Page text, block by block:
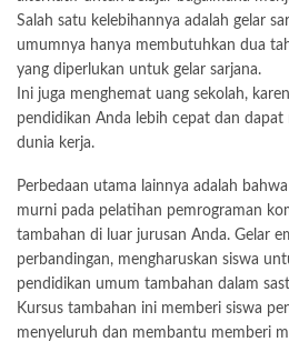
Salah satu kelebihannya adalah gelar
umumnya hanya membutuhkan dua
yang diperlukan untuk gelar sarjana.
Ini juga menghemat uang sekolah,
pendidikan Anda lebih cepat dan dapat
dunia kerja.
Perbedaan utama lainnya adalah
murni pada pelatihan pemrograman
tambahan di luar jurusan Anda. Gelar
perbandingan, mengharuskan siswa
pendidikan umum tambahan dalam
Kursus tambahan ini memberi siswa
menyeluruh dan membantu memberi